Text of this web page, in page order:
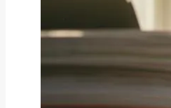
【情報先
体PayPa...